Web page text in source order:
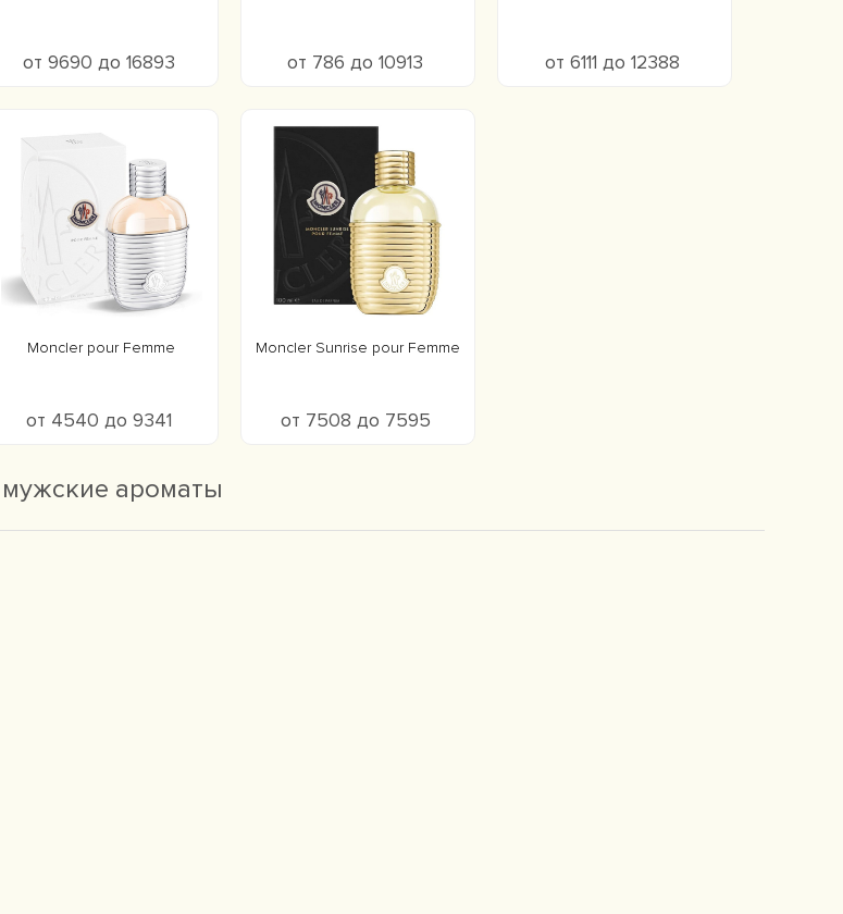
от 9690 до 16893 от 786 до 10913 от 6111 до 12388
Moncler pour Femme
от 4540 до 9341
Moncler Sunrise pour Femme
от 7508 до 7595
мужские ароматы